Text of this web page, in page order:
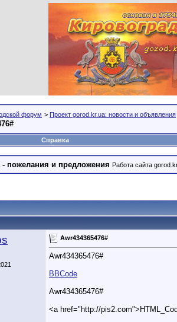
форум > Проект gorod.kr.ua: новости и объявления
Справка
- пожелания и предложения Работа сайта
Awr434365476#
Awr434365476#
BBCode
Awr434365476#
<a href="http://